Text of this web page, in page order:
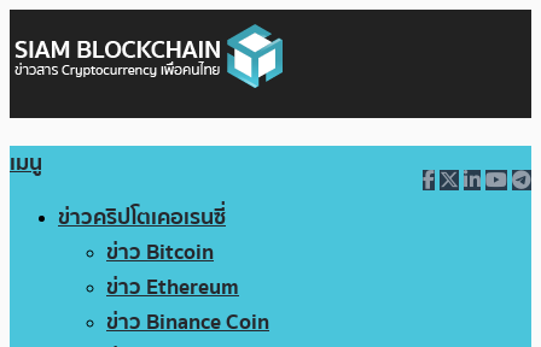
เมนู
ข่าวคริปโตเคอเรนซี่
ข่าว Bitcoin
ข่าว Ethereum
ข่าว Binance Coin